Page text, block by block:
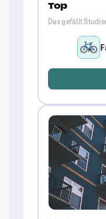
Top
Das gefällt